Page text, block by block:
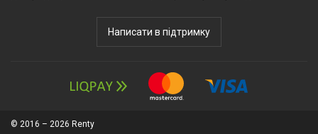
Написати в підтримку
© 2016 – 2026 Renty